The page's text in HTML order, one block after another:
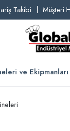
Takibi Müşteri
ve Ekipmanları